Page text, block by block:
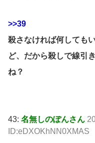
>>39
殺さなければ何しても
ど、だから殺しで線引
ね？
43: 名無しのぽんさん
ID:eDXOKhNN0XMAS